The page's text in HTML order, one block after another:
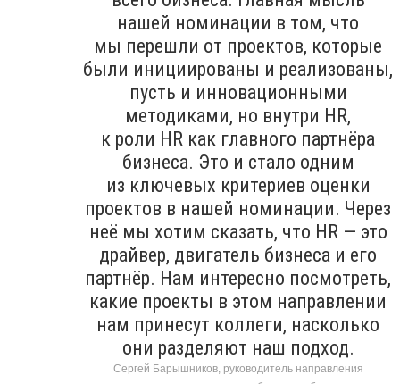
нашей номинации в том, что
мы перешли от проектов, которые
были инициированы и реализованы,
пусть и инновационными
методиками, но внутри HR,
к роли HR как главного партнёра
бизнеса. Это и стало одним
из ключевых критериев оценки
проектов в нашей номинации. Через
неё мы хотим сказать, что HR — это
драйвер, двигатель бизнеса и его
партнёр. Нам интересно посмотреть,
какие проекты в этом направлении
нам принесут коллеги, насколько
они разделяют наш подход.
Сергей Барышников, руководитель направления